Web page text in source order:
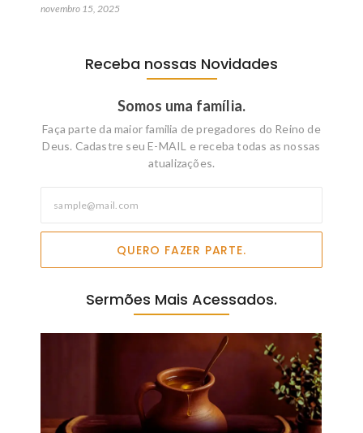
novembro 15, 2025
Receba nossas Novidades
Somos uma família.
Faça parte da maior familia de pregadores do Reino de
Deus. Cadastre seu E-MAIL e receba todas as nossas
atualizações.
QUERO FAZER PARTE.
Sermões Mais Acessados.